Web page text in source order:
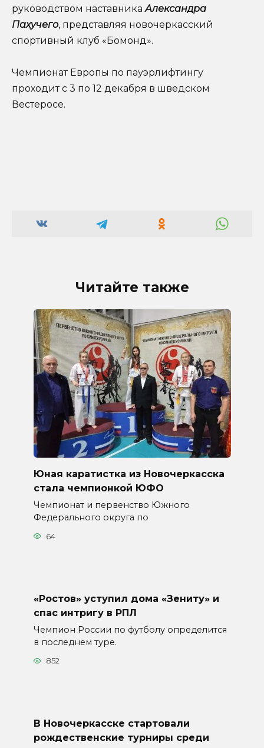
руководством наставникаАлександра
Пахучего, представляя новочеркасский
спортивный клуб «Бомонд».
Чемпионат Европы по пауэрлифтингу
проходит с 3 по 12 декабря в шведском
Вестеросе.
Читайте также
Юная каратистка из Новочеркасска
стала чемпионкой ЮФО
Чемпионат и первенство Южного
Федерального округа по
64
«Ростов» уступил дома «Зениту» и
спас интригу в РПЛ
Чемпион России по футболу определится
в последнем туре.
852
В Новочеркасске стартовали
рождественские турниры среди